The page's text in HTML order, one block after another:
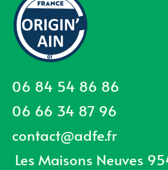
06 84 54 86 86
06 66 34 87 96
contact@adfe.fr
Les Maisons Neuves